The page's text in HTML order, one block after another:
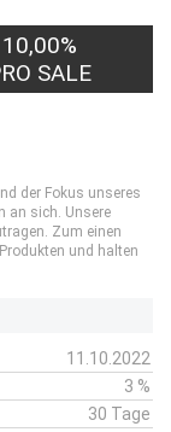
10,00%
SALE
der Fokus unseres
an sich. Unsere
Zum einen
und halten
11.10.2022
3 %
30 Tage